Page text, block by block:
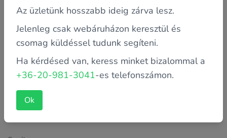
Termék kategóriák
Alaplap
Archívum
Az üzletünk hosszabb ideig zárva lesz.
Jelenleg csak webáruházon keresztül és
csomag küldéssel tudunk segíteni.
Ha kérdésed van, keress minket bizalommal a
+36-20-981-3041-es telefonszámon.
Ok